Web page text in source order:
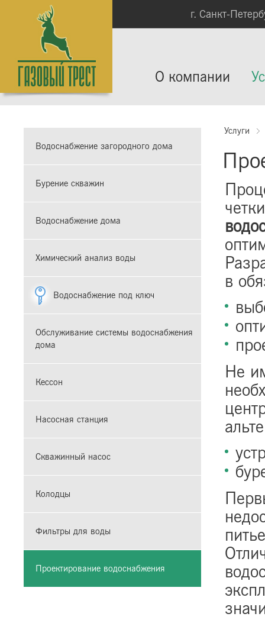
г. Санкт-
О компании
Водоснабжение загородного дома
Бурение скважин
Водоснабжение дома
Химический анализ воды
Водоснабжение под ключ
Обслуживание системы водоснабжения
дома
Кессон
Насосная станция
Скважинный насос
Колодцы
Фильтры для воды
Проектирование водоснабжения
Услуги
в
Не